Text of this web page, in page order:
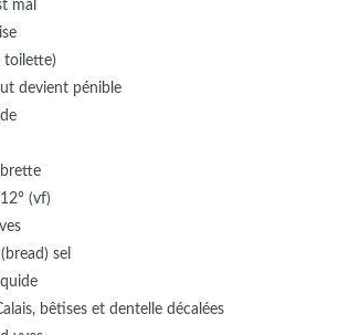
mal
toilette)
devient pénible
(vf)
sel
bêtises et dentelle décalées